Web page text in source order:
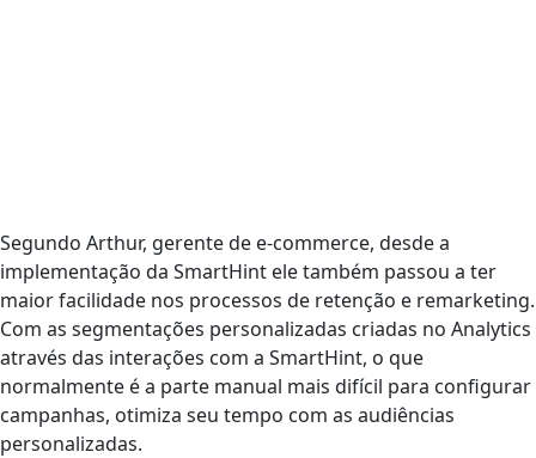
Segundo Arthur, gerente de e-commerce, desde a
implementação da SmartHint ele também passou a ter
maior facilidade nos processos de retenção e remarketing.
Com as segmentações personalizadas criadas no Analytics
através das interações com a SmartHint, o que
normalmente é a parte manual mais difícil para configurar
campanhas, otimiza seu tempo com as audiências
personalizadas.